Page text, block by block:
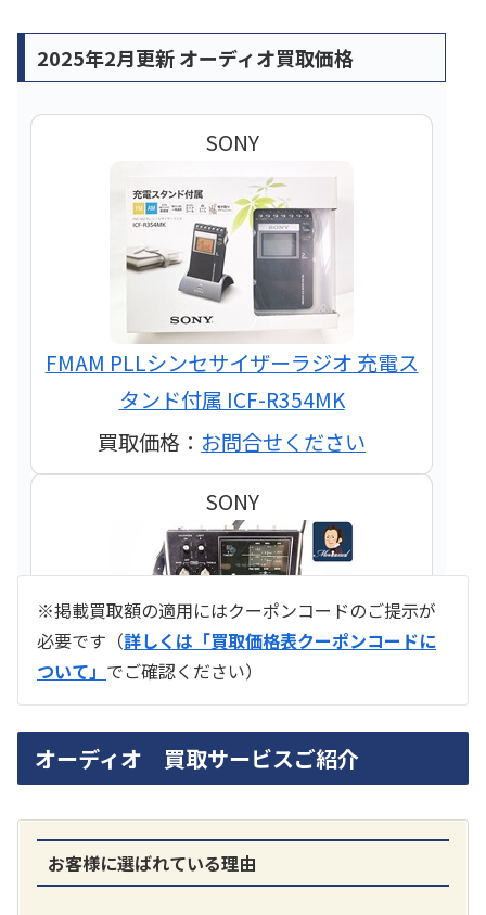
2025年2月更新 オーディオ買取価格
SONY
FMAM PLLシンセサイザーラジオ 充電ス
タンド付属 ICF-R354MK
買取価格： お問合せください
SONY
買取価格：お問合せください
SONY
※掲載買取額の適用にはクーポンコードのご提示が
必要です（詳しくは「買取価格表クーポンコードに
ついて」 でご確認ください）
オーディオ 買取サービスご紹介
お客様に選ばれている理由